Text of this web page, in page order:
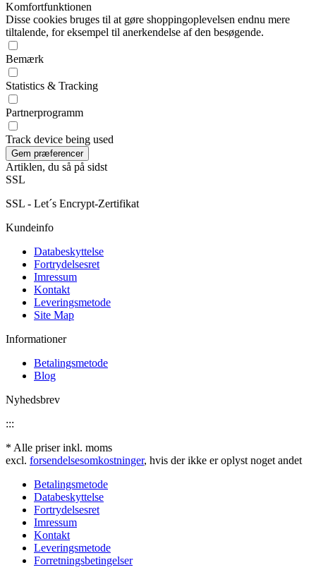
Komfortfunktionen
Disse cookies bruges til at gøre shoppingoplevelsen endnu mere
tiltalende, for eksempel til anerkendelse af den besøgende.
Bemærk
Statistics & Tracking
Partnerprogramm
Track device being used
Artiklen, du så på sidst
SSL
SSL - Let´s Encrypt-Zertifikat
Kundeinfo
Databeskyttelse
Fortrydelsesret
Imressum
Kontakt
Leveringsmetode
Site Map
Informationer
Betalingsmetode
Blog
Nyhedsbrev
:::
* Alle priser inkl. moms
excl. forsendelsesomkostninger, hvis der ikke er oplyst noget andet
Betalingsmetode
Databeskyttelse
Fortrydelsesret
Imressum
Kontakt
Leveringsmetode
Forretningsbetingelser